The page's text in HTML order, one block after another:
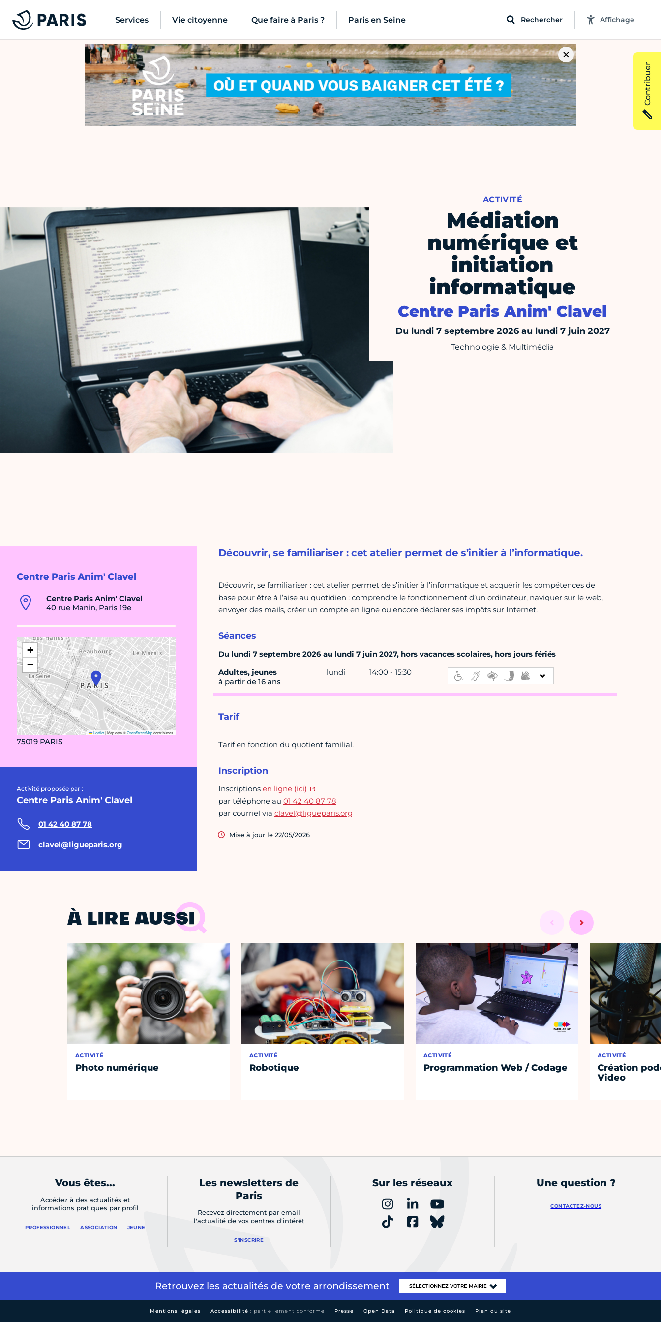
Services Vie citoyenne Que faire à Paris ? Paris en Seine Rechercher Affichage
ACTIVITÉ
Médiation
numérique et
initiation
informatique
Centre Paris Anim' Clavel
Du lundi 7 septembre 2026 au lundi 7 juin 2027
Technologie & Multimédia
Centre Paris Anim' Clavel
Centre Paris Anim' Clavel
40 rue Manin, Paris 19e
+
−
Leaflet|Map data ©OpenStreetMapcontributors
75019 PARIS
Activité proposée par :
Centre Paris Anim' Clavel
01 42 40 87 78
clavel@ligueparis.org
Découvrir, se familiariser : cet atelier permet de s’initier à l’informatique.
Découvrir, se familiariser : cet atelier permet de s’initier à l’informatique et acquérir les compétences de
base pour être à l’aise au quotidien : comprendre le fonctionnement d’un ordinateur, naviguer sur le web,
envoyer des mails, créer un compte en ligne ou encore déclarer ses impôts sur Internet.
Séances
Du lundi 7 septembre 2026 au lundi 7 juin 2027, hors vacances scolaires, hors jours fériés
Adultes, jeunes
à partir de 16 ans
lundi 14:00 - 15:30
Tarif
Tarif en fonction du quotient familial.
Inscription
Inscriptions en ligne (ici)
par téléphone au 01 42 40 87 78
par courriel via clavel@ligueparis.org
Mise à jour le 22/05/2026
À LIRE AUSSI
ACTIVITÉ
Photo numérique
ACTIVITÉ
Robotique
ACTIVITÉ
Programmation Web / Codage
ACTIVITÉ
Création
Video
Contribuer
Vous êtes...
Accédez à des actualités et
informations pratiques par profil
PROFESSIONNEL ASSOCIATION JEUNE
Les newsletters de
Paris
Recevez directement par email
l'actualité de vos centres d'intérêt
S'INSCRIRE
Sur les réseaux Une question ?
CONTACTEZ-NOUS
Retrouvez les actualités de votre arrondissement
Mentions légales Accessibilité : partiellement conforme Presse Open Data Politique de cookies Plan du site